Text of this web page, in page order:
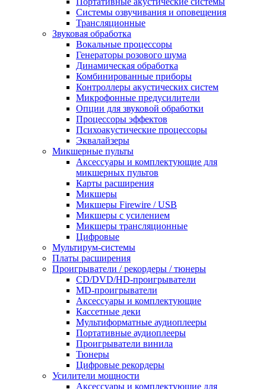
Системы озвучивания и оповещения
Трансляционные
Звуковая обработка
Вокальные процессоры
Генераторы розового шума
Динамическая обработка
Комбинированные приборы
Контроллеры акустических систем
Микрофонные предусилители
Опции для звуковой обработки
Процессоры эффектов
Психоакустические процессоры
Эквалайзеры
Микшерные пульты
Аксессуары и комплектующие для
микшерных пультов
Карты расширения
Микшеры
Микшеры Firewire / USB
Микшеры с усилением
Микшеры трансляционные
Цифровые
Мультирум-системы
Платы расширения
Проигрыватели / рекордеры / тюнеры
CD/DVD/HD-проигрыватели
MD-проигрыватели
Аксессуары и комплектующие
Кассетные деки
Мультиформатные аудиоплееры
Портативные аудиоплееры
Проигрыватели винила
Тюнеры
Цифровые рекордеры
Усилители мощности
Аксессуары и комплектующие для